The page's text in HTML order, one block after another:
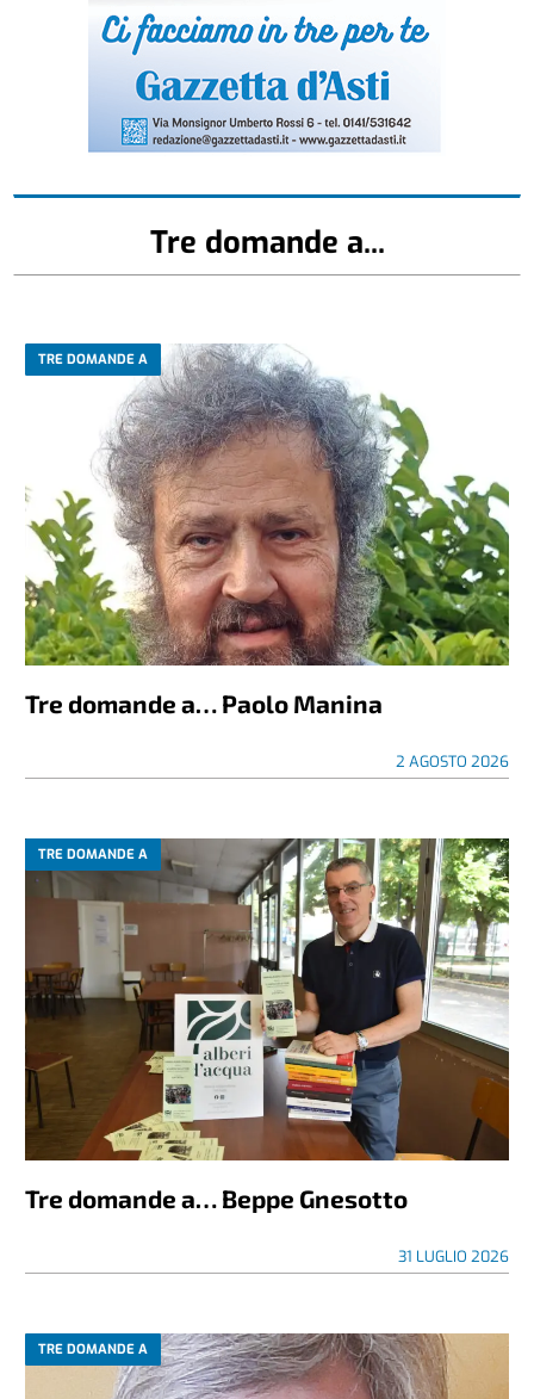
Tre domande a...
TRE DOMANDE A
Tre domande a… Paolo Manina
2 AGOSTO 2026
TRE DOMANDE A
Tre domande a… Beppe Gnesotto
31 LUGLIO 2026
TRE DOMANDE A